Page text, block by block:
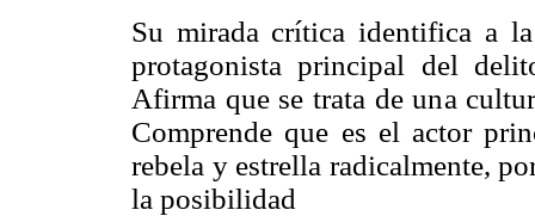
Su mirada crítica identifica a
protagonista principal del
Afirma que se trata de una
Comprende que es el actor
rebela y estrella radicalmente,
la posibilidad